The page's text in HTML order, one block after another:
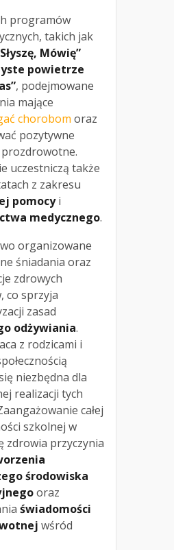
programów
takich jak
Mówię”
powietrze
, podejmowane
mające
chorobom oraz
pozytywne
uczestniczą także
z zakresu
pomocyi
medycznego.
organizowane
śniadania oraz
zdrowych
co sprzyja
zasad
odżywiania.
z rodzicami i
niezbędna dla
realizacji tych
całej
szkolnej w
zdrowia przyczynia
środowiska
oraz
świadomości
wśród